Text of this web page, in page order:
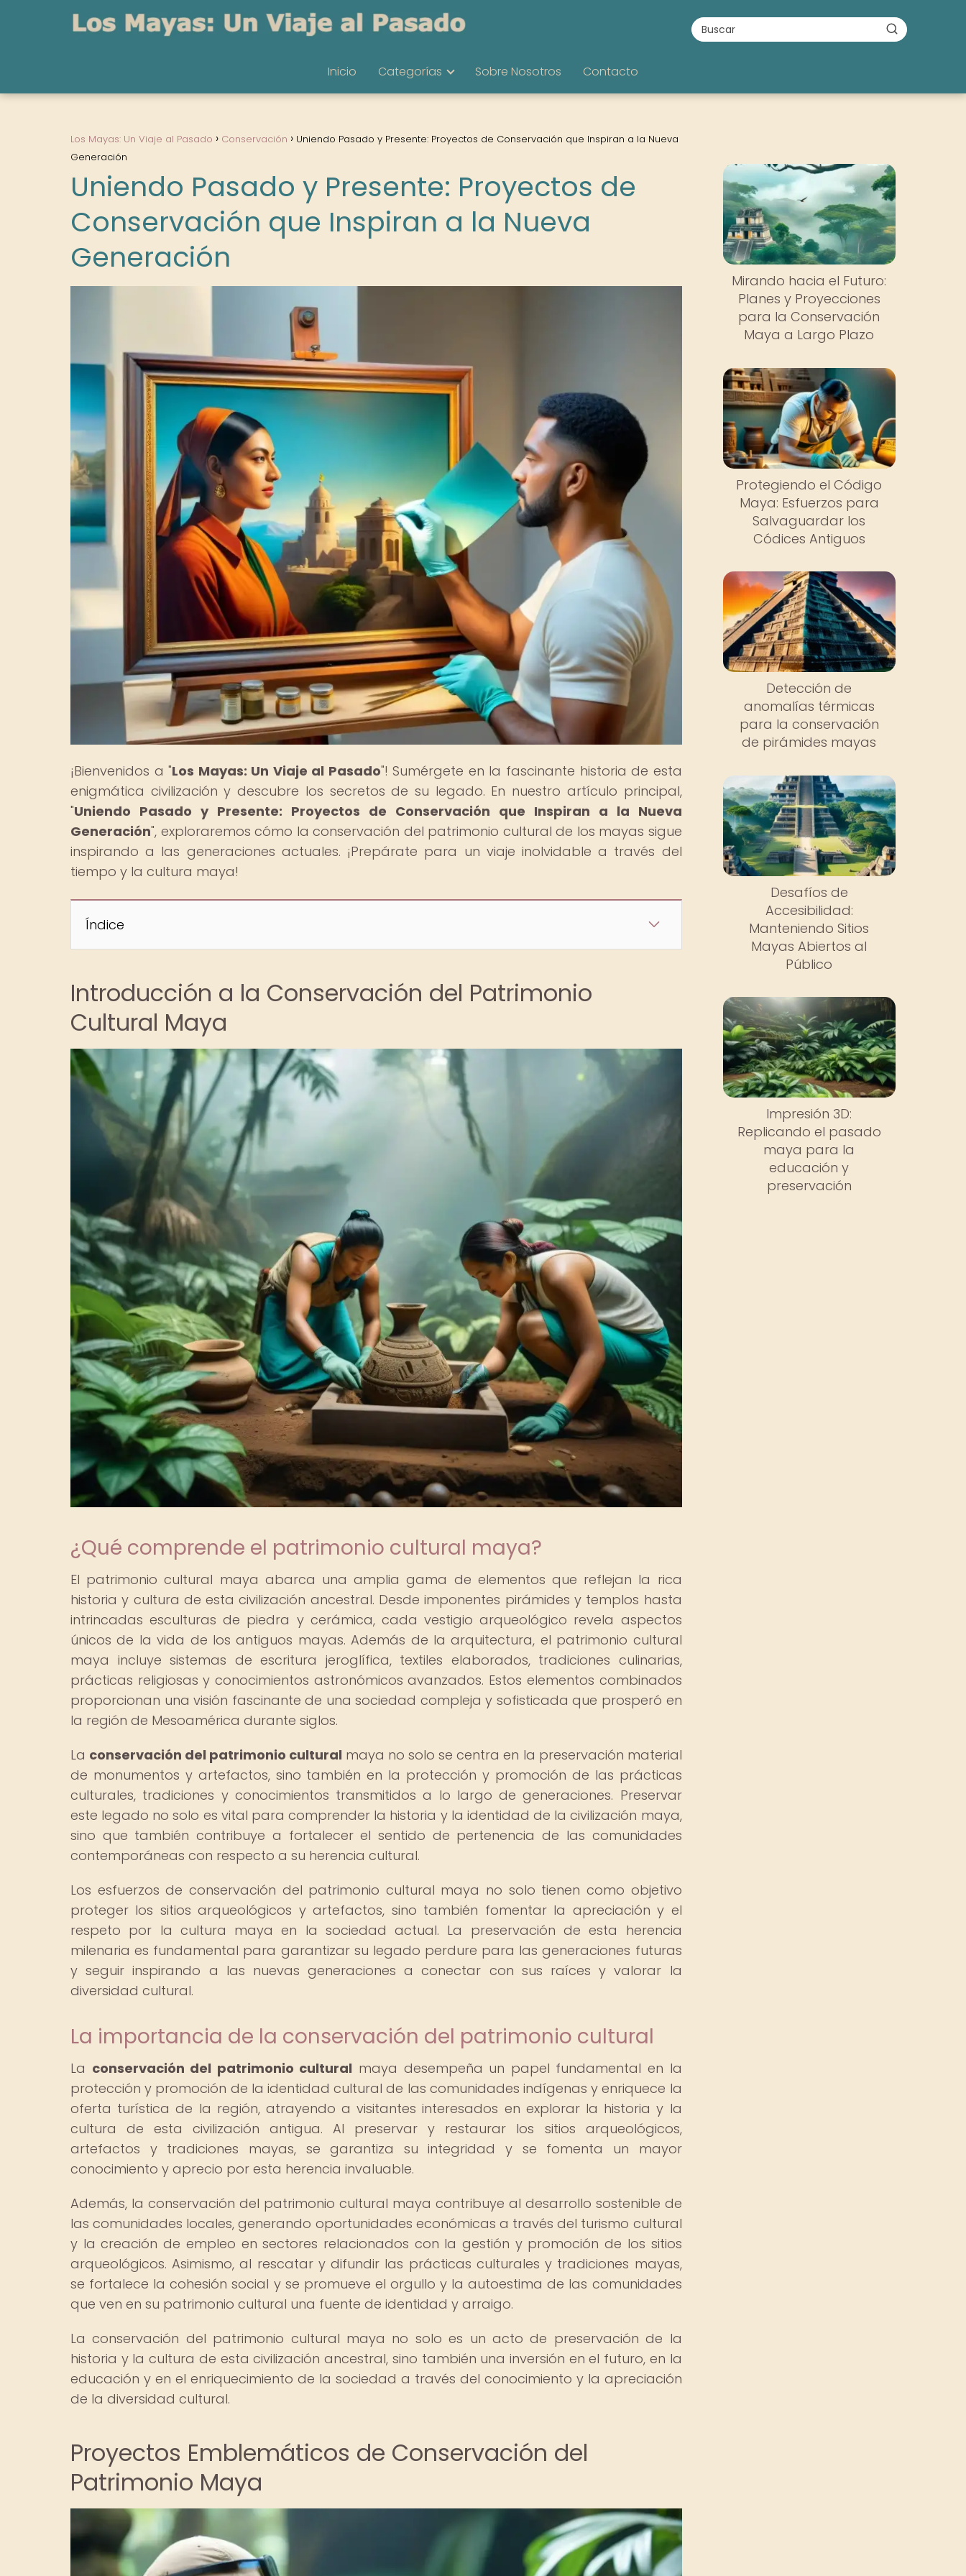
Inicio Categorías Sobre Nosotros Contacto
Los Mayas: Un Viaje al Pasado Conservación
Uniendo Pasado y Presente: Proyectos de Conservación que Inspiran a la Nueva
Generación
Uniendo Pasado y Presente: Proyectos de
Conservación que Inspiran a la Nueva
Generación
¡Bienvenidos a "Los Mayas: Un Viaje al Pasado"! Sumérgete en la fascinante historia de esta
enigmática civilización y descubre los secretos de su legado. En nuestro artículo principal,
"Uniendo Pasado y Presente: Proyectos de Conservación que Inspiran a la Nueva
Generación", exploraremos cómo la conservación del patrimonio cultural de los mayas sigue
inspirando a las generaciones actuales. ¡Prepárate para un viaje inolvidable a través del
tiempo y la cultura maya!
Índice
Introducción a la Conservación del Patrimonio
Cultural Maya
¿Qué comprende el patrimonio cultural maya?
El patrimonio cultural maya abarca una amplia gama de elementos que reflejan la rica
historia y cultura de esta civilización ancestral. Desde imponentes pirámides y templos hasta
intrincadas esculturas de piedra y cerámica, cada vestigio arqueológico revela aspectos
únicos de la vida de los antiguos mayas. Además de la arquitectura, el patrimonio cultural
maya incluye sistemas de escritura jeroglífica, textiles elaborados, tradiciones culinarias,
prácticas religiosas y conocimientos astronómicos avanzados. Estos elementos combinados
proporcionan una visión fascinante de una sociedad compleja y sofisticada que prosperó en
la región de Mesoamérica durante siglos.
La conservación del patrimonio cultural maya no solo se centra en la preservación material
de monumentos y artefactos, sino también en la protección y promoción de las prácticas
culturales, tradiciones y conocimientos transmitidos a lo largo de generaciones. Preservar
este legado no solo es vital para comprender la historia y la identidad de la civilización maya,
sino que también contribuye a fortalecer el sentido de pertenencia de las comunidades
contemporáneas con respecto a su herencia cultural.
Los esfuerzos de conservación del patrimonio cultural maya no solo tienen como objetivo
proteger los sitios arqueológicos y artefactos, sino también fomentar la apreciación y el
respeto por la cultura maya en la sociedad actual. La preservación de esta herencia
milenaria es fundamental para garantizar su legado perdure para las generaciones futuras
y seguir inspirando a las nuevas generaciones a conectar con sus raíces y valorar la
diversidad cultural.
La importancia de la conservación del patrimonio cultural
La conservación del patrimonio cultural maya desempeña un papel fundamental en la
protección y promoción de la identidad cultural de las comunidades indígenas y enriquece la
oferta turística de la región, atrayendo a visitantes interesados en explorar la historia y la
cultura de esta civilización antigua. Al preservar y restaurar los sitios arqueológicos,
artefactos y tradiciones mayas, se garantiza su integridad y se fomenta un mayor
conocimiento y aprecio por esta herencia invaluable.
Además, la conservación del patrimonio cultural maya contribuye al desarrollo sostenible de
las comunidades locales, generando oportunidades económicas a través del turismo cultural
y la creación de empleo en sectores relacionados con la gestión y promoción de los sitios
arqueológicos. Asimismo, al rescatar y difundir las prácticas culturales y tradiciones mayas,
se fortalece la cohesión social y se promueve el orgullo y la autoestima de las comunidades
que ven en su patrimonio cultural una fuente de identidad y arraigo.
La conservación del patrimonio cultural maya no solo es un acto de preservación de la
historia y la cultura de esta civilización ancestral, sino también una inversión en el futuro, en la
educación y en el enriquecimiento de la sociedad a través del conocimiento y la apreciación
de la diversidad cultural.
Proyectos Emblemáticos de Conservación del
Patrimonio Maya
Mirando hacia el Futuro:
Planes y Proyecciones
para la Conservación
Maya a Largo Plazo
Protegiendo el Código
Maya: Esfuerzos para
Salvaguardar los
Códices Antiguos
Detección de
anomalías térmicas
para la conservación
de pirámides mayas
Desafíos de
Accesibilidad:
Manteniendo Sitios
Mayas Abiertos al
Público
Impresión 3D:
Replicando el pasado
maya para la
educación y
preservación